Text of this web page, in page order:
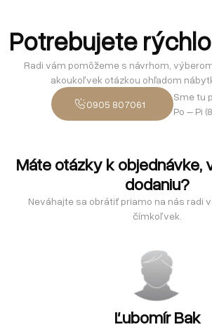
Potrebujete rýchlo
Radi vám pomôžeme s návrhom,
akoukoľvek otázkou ohľadom
0905 807061
Sme tu
Po – Pi
Máte otázky k objednávke,
dodaniu?
Neváhajte sa obrátiť priamo na nás radi
čímkoľvek.
Ľubomír Bak